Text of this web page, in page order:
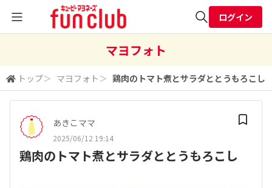
検索
ログイン
マヨフォト
トップ＞ マヨフォト ＞ 鶏肉のトマト煮とサラダととうもろこし
あきこママ
2025/06/12 19:14
鶏肉のトマト煮とサラダととうもろこし